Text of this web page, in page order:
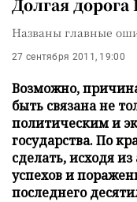
Долгая дорога
Названы главные
27 сентября 2011, 19:00
Возможно,
быть связана не
политическим и
государства. По
сделать, исходя
успехов и
последнего